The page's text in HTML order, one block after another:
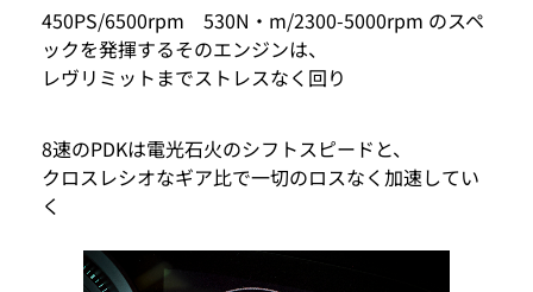
450PS/6500rpm 530N・m/2300-5000rpm のスペ
ックを発揮するそのエンジンは、
レヴリミットまでストレスなく回り
8速のPDKは電光石火のシフトスピードと、
クロスレシオなギア比で一切のロスなく加速してい
く